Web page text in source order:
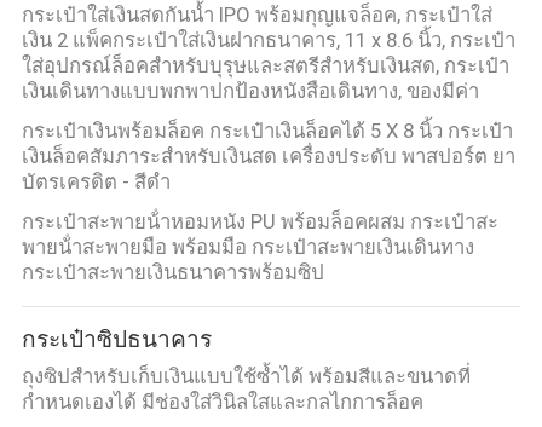
กระเป๋าใส่เงินสดกันน้ำ IPO พร้อมกุญแจล็อค, กระเป๋าใส่
เงิน 2 แพ็คกระเป๋าใส่เงินฝากธนาคาร, 11 x 8.6 นิ้ว, กระเป๋า
ใส่อุปกรณ์ล็อคสำหรับบุรุษและสตรีสำหรับเงินสด, กระเป๋า
เงินเดินทางแบบพกพาปกป้องหนังสือเดินทาง, ของมีค่า
กระเป๋าเงินพร้อมล็อค กระเป๋าเงินล็อคได้ 5 X 8 นิ้ว กระเป๋า
เงินล็อคสัมภาระสําหรับเงินสด เครื่องประดับ พาสปอร์ต ยา
บัตรเครดิต - สีดํา
กระเป๋าสะพายน้ําหอมหนัง PU พร้อมล็อคผสม กระเป๋าสะ
พายน้ําสะพายมือ พร้อมมือ กระเป๋าสะพายเงินเดินทาง
กระเป๋าสะพายเงินธนาคารพร้อมซิป
กระเป๋าซิปธนาคาร
ถุงซิปสำหรับเก็บเงินแบบใช้ซ้ำได้ พร้อมสีและขนาดที่
กำหนดเองได้ มีช่องใส่วินิลใสและกลไกการล็อค